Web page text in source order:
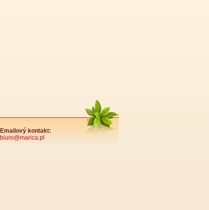
Emailový kontakt:
biuro@marica.pl